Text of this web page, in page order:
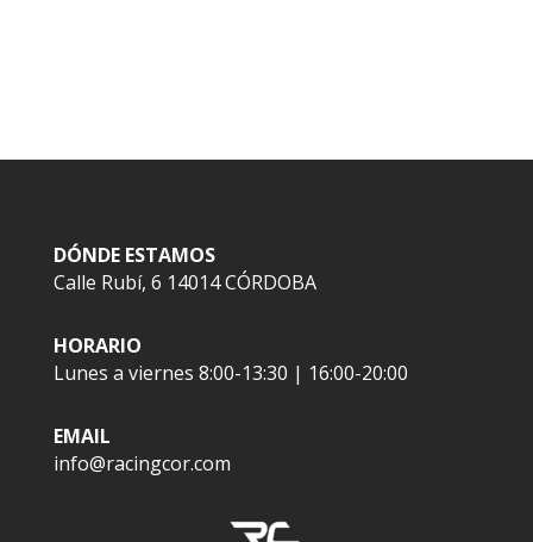
DÓNDE ESTAMOS
Calle Rubí, 6 14014 CÓRDOBA
HORARIO
Lunes a viernes 8:00-13:30 | 16:00-20:00
EMAIL
info@racingcor.com